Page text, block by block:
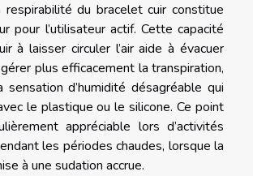
respirabilité du bracelet cuir constitue
pour l’utilisateur actif. Cette capacité
à laisser circuler l’air aide à évacuer
plus efficacement la transpiration,
d’humidité désagréable qui
le plastique ou le silicone. Ce point
appréciable lors d’activités
les périodes chaudes, lorsque la
à une sudation accrue.